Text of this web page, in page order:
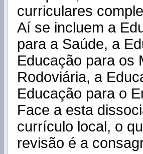
curriculares
Aí se incluem a
para a Saúde, a
Educação para os
Rodoviária, a
Educação para o
Face a esta
currículo local, o
revisão é a